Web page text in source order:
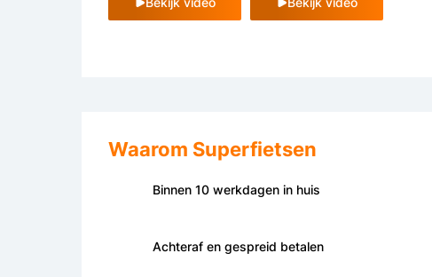
Waarom Superfietsen
Binnen 10 werkdagen in huis
Achteraf en gespreid betalen